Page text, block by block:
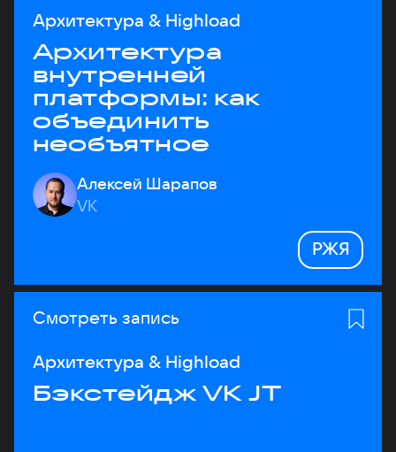
Архитектура & Highload
Архитектура
внутренней
платформы: как
объединить
необъятное
Алексей Шарапов
VK
РЖЯ
Смотреть запись
Архитектура & Highload
Бэкстейдж VK JT